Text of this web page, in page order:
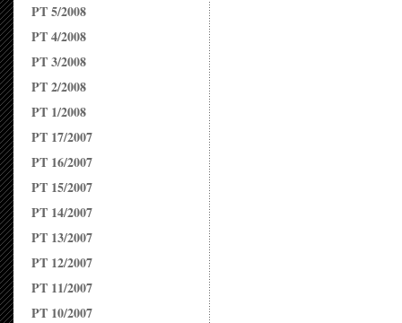
PT 5/2008
PT 4/2008
PT 3/2008
PT 2/2008
PT 1/2008
PT 17/2007
PT 16/2007
PT 15/2007
PT 14/2007
PT 13/2007
PT 12/2007
PT 11/2007
PT 10/2007